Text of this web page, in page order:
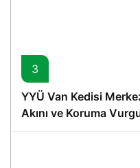
3
YYÜ Van Kedisi
Akını ve Koruma